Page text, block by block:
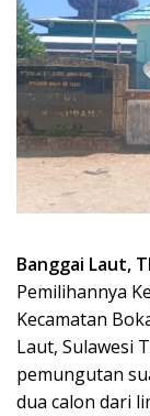
Banggai Laut,
Pemilihannya
Kecamatan
Laut, Sulawesi
pemungutan
dua calon dari